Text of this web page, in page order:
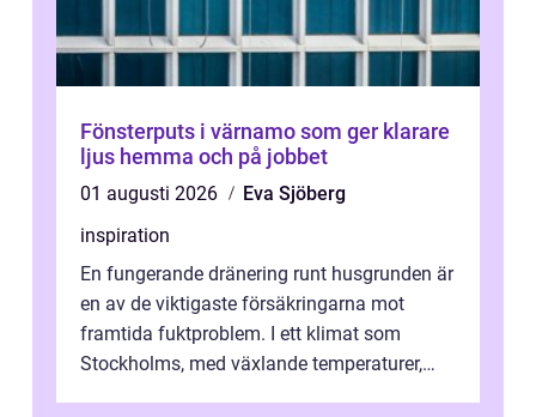
Fönsterputs i värnamo som ger klarare
ljus hemma och på jobbet
01 augusti 2026
Eva Sjöberg
inspiration
En fungerande dränering runt husgrunden är
en av de viktigaste försäkringarna mot
framtida fuktproblem. I ett klimat som
Stockholms, med växlande temperaturer,